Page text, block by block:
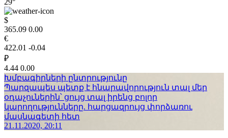
$
365.09 0.00
€
422.01 -0.04
₽
4.44 0.00
Խմբագիրների ընտրությունը
Պարզապես պետք է հնարավորություն տալ մեր
օդաչուներին՝ ցույց տալ իրենց բոլոր
կարողությունները. հարցազրույց փորձառու
մասնագետի հետ
21.11.2020, 20:11